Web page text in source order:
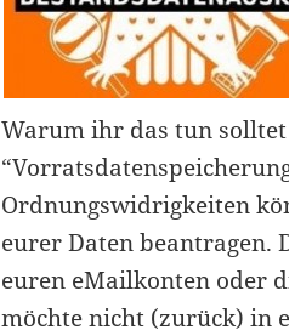
Warum ihr das tun solltet
Ordnungswidrigkeiten
eurer Daten beantragen.
euren eMailkonten oder
möchte nicht (zurück) in